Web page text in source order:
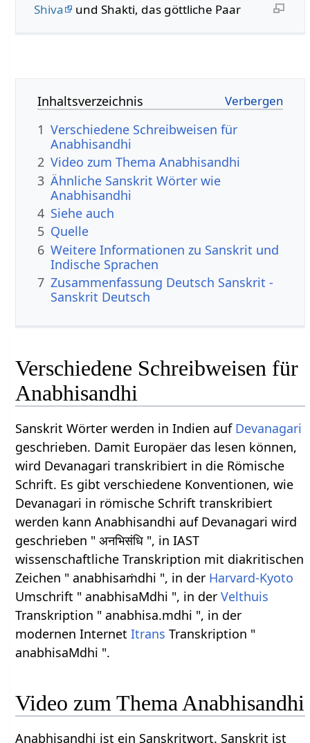
Shiva und Shakti, das göttliche Paar
Inhaltsverzeichnis
1 Verschiedene Schreibweisen für
Anabhisandhi
2 Video zum Thema Anabhisandhi
3 Ähnliche Sanskrit Wörter wie
Anabhisandhi
4 Siehe auch
5 Quelle
6 Weitere Informationen zu Sanskrit und
Indische Sprachen
7 Zusammenfassung Deutsch Sanskrit -
Sanskrit Deutsch
Verschiedene Schreibweisen für
Anabhisandhi
Sanskrit Wörter werden in Indien auf Devanagari
geschrieben. Damit Europäer das lesen können,
wird Devanagari transkribiert in die Römische
Schrift. Es gibt verschiedene Konventionen, wie
Devanagari in römische Schrift transkribiert
werden kann Anabhisandhi auf Devanagari wird
geschrieben " अनभिसंधि ", in IAST
wissenschaftliche Transkription mit diakritischen
Zeichen " anabhisaṁdhi ", in der Harvard-Kyoto
Umschrift " anabhisaMdhi ", in derVelthuis
Transkription " anabhisa.mdhi ", in der
modernen InternetItrans Transkription "
anabhisaMdhi ".
Video zum Thema Anabhisandhi
Anabhisandhi ist ein Sanskritwort. Sanskrit ist